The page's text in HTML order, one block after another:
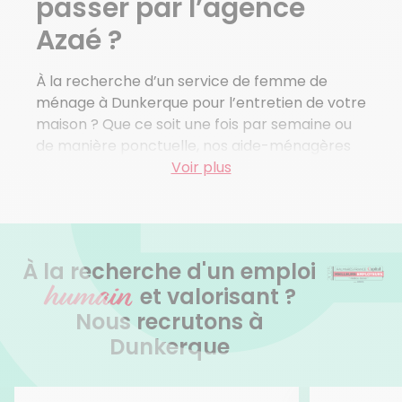
Eringhem
Voir plus de villes
passer par l’agence
Azaé ?
À la recherche d’un service de femme de
ménage à Dunkerque pour l’entretien de votre
maison ? Que ce soit une fois par semaine ou
de manière ponctuelle, nos aide-ménagères
s’occupent de toutes vos tâches ménagères,
maison ?
Optez pour la simplicité lorsqu’il s’agit
d’entretenir votre foyer ! Nos intervenants
qualifiés sont sélectionnés avec rigueur afin de
Nous vous proposons aussi des services sur
Voir plus
À la recherche d'un emploi
humain et valorisant ?
Nous recrutons à
Dunkerque